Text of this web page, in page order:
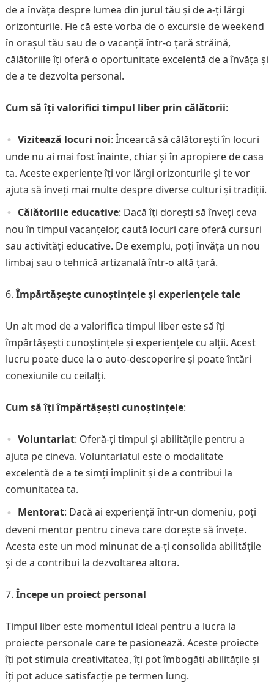
de a învăța despre lumea din jurul tău și de a-ți lărgi
orizonturile. Fie că este vorba de o excursie de weekend
în orașul tău sau de o vacanță într-o țară străină,
călătoriile îți oferă o oportunitate excelentă de a învăța și
de a te dezvolta personal.
Cum să îți valorifici timpul liber prin călătorii:
Vizitează locuri noi: Încearcă să călătorești în locuri
unde nu ai mai fost înainte, chiar și în apropiere de casa
ta. Aceste experiențe îți vor lărgi orizonturile și te vor
ajuta să înveți mai multe despre diverse culturi și tradiții.
Călătoriile educative: Dacă îți dorești să înveți ceva
nou în timpul vacanțelor, caută locuri care oferă cursuri
sau activități educative. De exemplu, poți învăța un nou
limbaj sau o tehnică artizanală într-o altă țară.
Împărtășește cunoștințele și experiențele tale
Un alt mod de a valorifica timpul liber este să îți
împărtășești cunoștințele și experiențele cu alții. Acest
lucru poate duce la o auto-descoperire și poate întări
conexiunile cu ceilalți.
Cum să îți împărtășești cunoștințele:
Voluntariat: Oferă-ți timpul și abilitățile pentru a
ajuta pe cineva. Voluntariatul este o modalitate
excelentă de a te simți împlinit și de a contribui la
comunitatea ta.
Mentorat: Dacă ai experiență într-un domeniu, poți
deveni mentor pentru cineva care dorește să învețe.
Acesta este un mod minunat de a-ți consolida abilitățile
și de a contribui la dezvoltarea altora.
Începe un proiect personal
Timpul liber este momentul ideal pentru a lucra la
proiecte personale care te pasionează. Aceste proiecte
îți pot stimula creativitatea, îți pot îmbogăți abilitățile și
îți pot aduce satisfacție pe termen lung.